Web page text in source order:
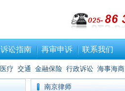
诉讼指南 再审申诉 联系我们
医疗 交通 金融保险 行政诉讼 海事海商
南京律师